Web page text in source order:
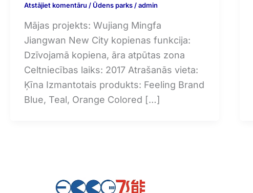
Atstājiet komentāru / Ūdens parks/admin
Mājas projekts: Wujiang Mingfa
Jiangwan New City kopienas funkcija:
Dzīvojamā kopiena, āra atpūtas zona
Celtniecības laiks: 2017 Atrašanās vieta:
Ķīna Izmantotais produkts: Feeling Brand
Blue, Teal, Orange Colored […]